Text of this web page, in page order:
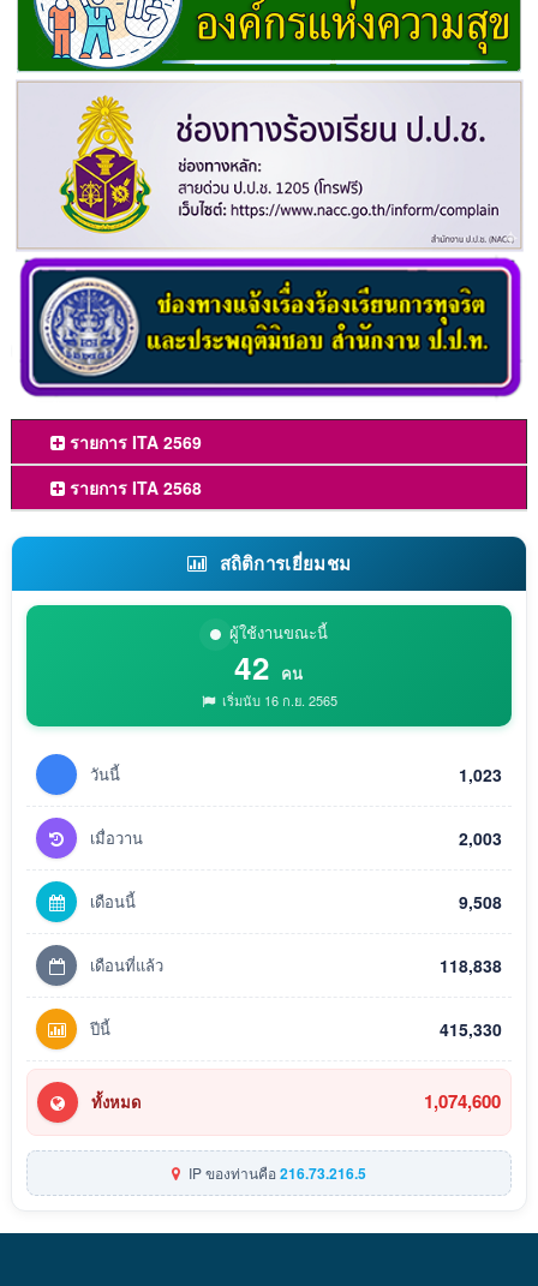
รายการ ITA 2569
รายการ ITA 2568
สถิติการเยี่ยมชม
ผู้ใช้งานขณะนี้
42 คน
เริ่มนับ 16 ก.ย. 2565
วันนี้ 1,023
เมื่อวาน 2,003
เดือนนี้ 9,508
เดือนที่แล้ว 118,838
ปีนี้ 415,330
ทั้งหมด 1,074,600
IP ของท่านคือ216.73.216.5